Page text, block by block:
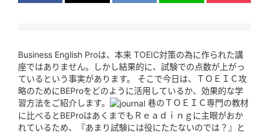
Business English Proは、本来 TOEIC対策の為に作られた講
座ではありません。しかし結果的に、試験での点数が上がっ
ているという事実があります。 そこで今日は、ＴＯＥＩＣ攻
略のためにBEProをどのように活用しているか、効果的な学
習方法をご紹介します。
巷のＴＯＥＩＣ専門の教材
に比べるとBEProはあくまでもＲｅａｄｉｎｇに主眼がおか
れているため、『あまり試験には役にたたないのでは？』と